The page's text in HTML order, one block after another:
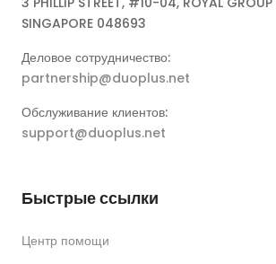
SINGAPORE 048693
Деловое сотрудничество:
partnership@duoplus.net
Обслуживание клиентов:
support@duoplus.net
Быстрые ссылки
Центр помощи